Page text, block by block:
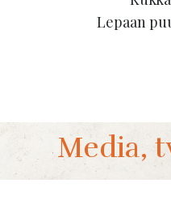
Lepaan
Media,